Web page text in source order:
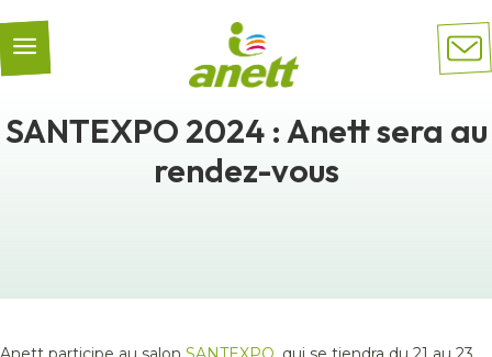
SANTEXPO 2024 : Anett sera au
rendez-vous